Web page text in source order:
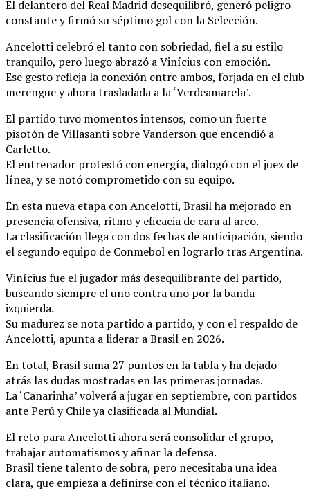
El delantero del Real Madrid desequilibró, generó peligro
constante y firmó su séptimo gol con la Selección.
Ancelotti celebró el tanto con sobriedad, fiel a su estilo
tranquilo, pero luego abrazó a Vinícius con emoción.
Ese gesto refleja la conexión entre ambos, forjada en el club
merengue y ahora trasladada a la ‘Verdeamarela’.
El partido tuvo momentos intensos, como un fuerte
pisotón de Villasanti sobre Vanderson que encendió a
Carletto.
El entrenador protestó con energía, dialogó con el juez de
línea, y se notó comprometido con su equipo.
En esta nueva etapa con Ancelotti, Brasil ha mejorado en
presencia ofensiva, ritmo y eficacia de cara al arco.
La clasificación llega con dos fechas de anticipación, siendo
el segundo equipo de Conmebol en lograrlo tras Argentina.
Vinícius fue el jugador más desequilibrante del partido,
buscando siempre el uno contra uno por la banda
izquierda.
Su madurez se nota partido a partido, y con el respaldo de
Ancelotti, apunta a liderar a Brasil en 2026.
En total, Brasil suma 27 puntos en la tabla y ha dejado
atrás las dudas mostradas en las primeras jornadas.
La ‘Canarinha’ volverá a jugar en septiembre, con partidos
ante Perú y Chile ya clasificada al Mundial.
El reto para Ancelotti ahora será consolidar el grupo,
trabajar automatismos y afinar la defensa.
Brasil tiene talento de sobra, pero necesitaba una idea
clara, que empieza a definirse con el técnico italiano.